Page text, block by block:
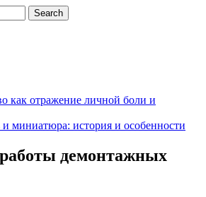
как отражение личной боли и
миниатюра: история и особенности
демонтажных